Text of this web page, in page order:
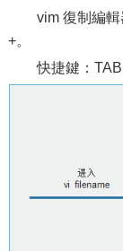
vim 復制編
+。
快捷鍵：TAB